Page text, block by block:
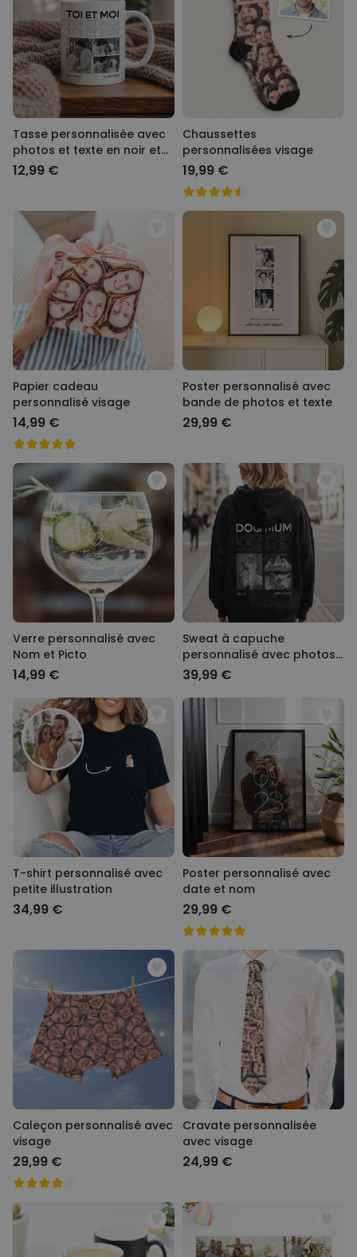
Tasse personnalisée avec
photos et texte en noir et
blanc
12,99 €
Chaussettes
personnalisées visage
19,99 €
Papier cadeau
personnalisé visage
14,99 €
Poster personnalisé avec
bande de photos et texte
29,99 €
Verre personnalisé avec
Nom et Picto
14,99 €
Sweat à capuche
personnalisé avec photos
en noir et blanc et texte
39,99 €
T-shirt personnalisé avec
petite illustration
34,99 €
Poster personnalisé avec
date et nom
29,99 €
Caleçon personnalisé avec
visage
29,99 €
Cravate personnalisée
avec visage
24,99 €